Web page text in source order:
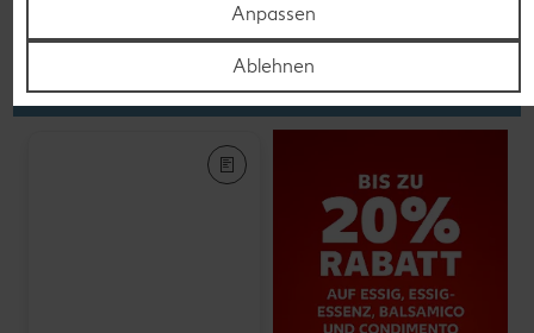
Feinkost, Konserven
Gültig vom 06.08. bis 12.08.
Anpassen
Ablehnen